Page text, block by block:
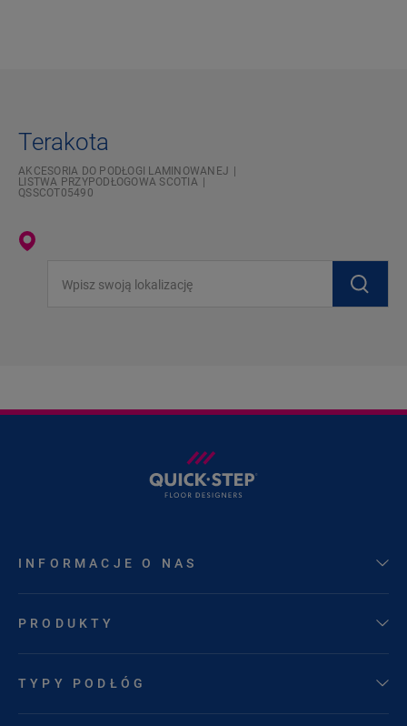
Terakota
AKCESORIA DO PODŁOGI LAMINOWANEJ
LISTWA PRZYPODŁOGOWA SCOTIA
QSSCOT05490
INFORMACJE O NAS
PRODUKTY
TYPY PODŁÓG